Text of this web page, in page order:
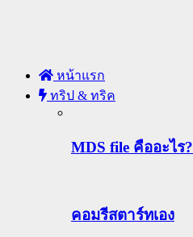
หน้าแรก
ทริป & ทริค
MDS file คืออะไร?
คอมรีสตาร์ทเอง